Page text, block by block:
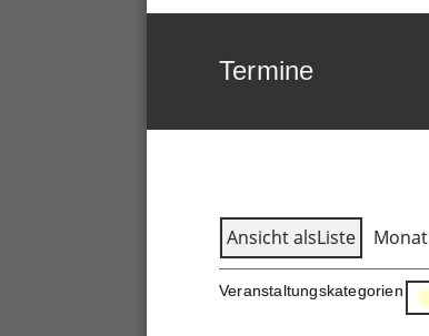
Termine
Ansicht alsListe Monat
Veranstaltungskategorien